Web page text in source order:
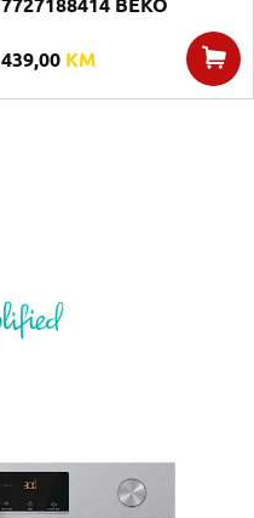
7727188414 BEKO
439,00 KM